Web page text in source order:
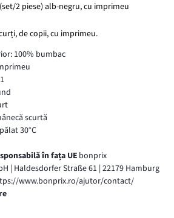
2 piese) alb-negru, cu imprimeu
de copii, cu imprimeu.
100% bumbac
scurtă
30°C
în fața UE bonprix
| Haldesdorfer Straße 61 | 22179 Hamburg
www.bonprix.ro/ajutor/contact/